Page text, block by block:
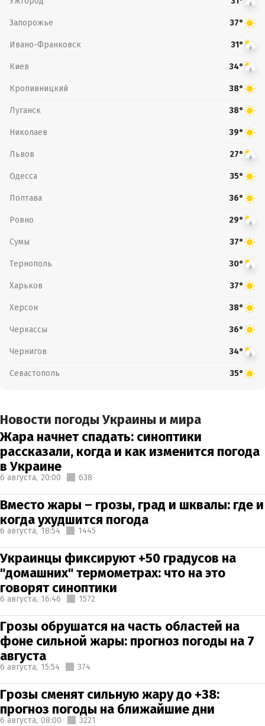
Запорожье 37°
Ивано-Франковск 31°
Киев 34°
Кропивницкий 38°
Луганск 38°
Николаев 39°
Львов 27°
Одесса 35°
Полтава 36°
Ровно 29°
Сумы 37°
Тернополь 30°
Харьков 37°
Херсон 38°
Черкассы 36°
Чернигов 34°
Севастополь 35°
Новости погоды Украины и мира
Жара начнет спадать: синоптики
рассказали, когда и как изменится погода
в Украине
6 августа, 20:00 638
Вместо жары – грозы, град и шквалы: где и
когда ухудшится погода
6 августа, 18:54 1445
Украинцы фиксируют +50 градусов на
"домашних" термометрах: что на это
говорят синоптики
6 августа, 16:46 1572
Грозы обрушатся на часть областей на
фоне сильной жары: прогноз погоды на 7
августа
6 августа, 15:54 374
Грозы сменят сильную жару до +38:
прогноз погоды на ближайшие дни
6 августа, 08:00 3221